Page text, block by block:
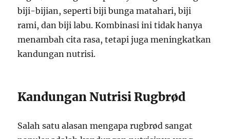
biji-bijian, seperti biji bunga matahari, biji
rami, dan biji labu. Kombinasi ini tidak hanya
menambah cita rasa, tetapi juga meningkatkan
kandungan nutrisi.
Kandungan Nutrisi Rugbrød
Salah satu alasan mengapa rugbrød sangat